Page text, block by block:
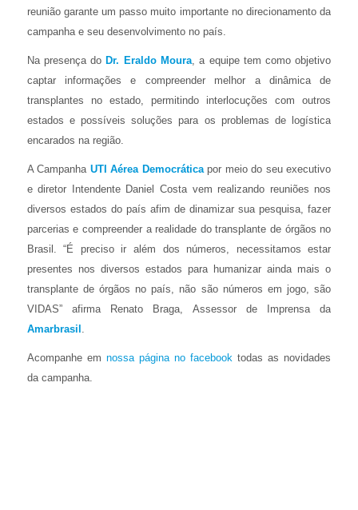
reunião garante um passo muito importante no direcionamento da
campanha e seu desenvolvimento no país.
Na presença do Dr. Eraldo Moura , a equipe tem como objetivo
captar informações e compreender melhor a dinâmica de
transplantes no estado, permitindo interlocuções com outros
estados e possíveis soluções para os problemas de logística
encarados na região.
A Campanha UTI Aérea Democráticapor meio do seu executivo
e diretor Intendente Daniel Costa vem realizando reuniões nos
diversos estados do país afim de dinamizar sua pesquisa, fazer
parcerias e compreender a realidade do transplante de órgãos no
Brasil. “É preciso ir além dos números, necessitamos estar
presentes nos diversos estados para humanizar ainda mais o
transplante de órgãos no país, não são números em jogo, são
VIDAS” afirma Renato Braga, Assessor de Imprensa da
Amarbrasil .
Acompanhe em nossa página no facebook todas as novidades
da campanha.